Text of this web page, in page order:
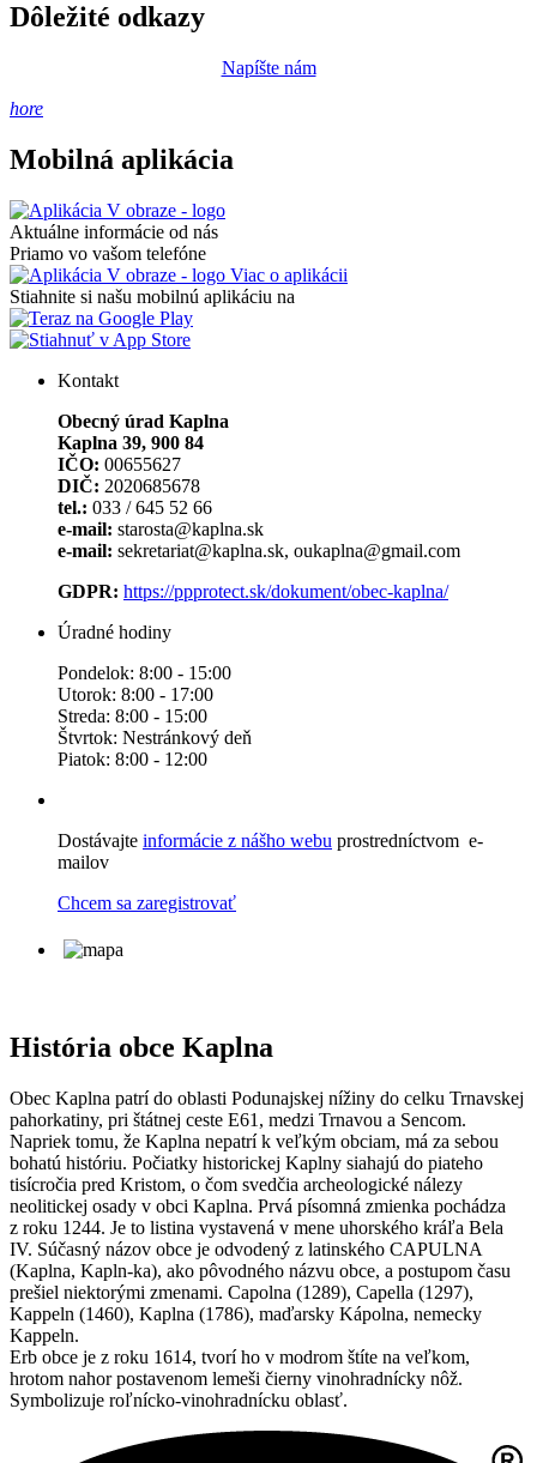
Dôležité odkazy
Napíšte nám
hore
Mobilná aplikácia
Aktuálne informácie od nás
Priamo vo vašom telefóne
Viac o aplikácii
Stiahnite si našu mobilnú aplikáciu na
Kontakt
Obecný úrad Kaplna
Kaplna 39, 900 84
IČO: 00655627
DIČ: 2020685678
tel.: 033 / 645 52 66
e-mail: starosta@kaplna.sk
e-mail: sekretariat@kaplna.sk, oukaplna@gmail.com
GDPR: https://ppprotect.sk/dokument/obec-kaplna/
Úradné hodiny
Pondelok: 8:00 - 15:00
Utorok: 8:00 - 17:00
Streda: 8:00 - 15:00
Štvrtok: Nestránkový deň
Piatok: 8:00 - 12:00
Dostávajte informácie z nášho webu prostredníctvom e-
mailov
Chcem sa zaregistrovať
História obce Kaplna
Obec Kaplna patrí do oblasti Podunajskej nížiny do celku Trnavskej
pahorkatiny, pri štátnej ceste E61, medzi Trnavou a Sencom.
Napriek tomu, že Kaplna nepatrí k veľkým obciam, má za sebou
bohatú históriu. Počiatky historickej Kaplny siahajú do piateho
tisícročia pred Kristom, o čom svedčia archeologické nálezy
neolitickej osady v obci Kaplna. Prvá písomná zmienka pochádza
z roku 1244. Je to listina vystavená v mene uhorského kráľa Bela
IV. Súčasný názov obce je odvodený z latinského CAPULNA
(Kaplna, Kapln-ka), ako pôvodného názvu obce, a postupom času
prešiel niektorými zmenami. Capolna (1289), Capella (1297),
Kappeln (1460), Kaplna (1786), maďarsky Kápolna, nemecky
Kappeln.
Erb obce je z roku 1614, tvorí ho v modrom štíte na veľkom,
hrotom nahor postavenom lemeši čierny vinohradnícky nôž.
Symbolizuje roľnícko-vinohradnícku oblasť.